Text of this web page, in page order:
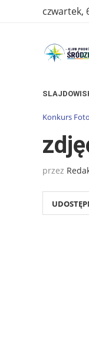
czwartek,
Strona
Konkurs
przez